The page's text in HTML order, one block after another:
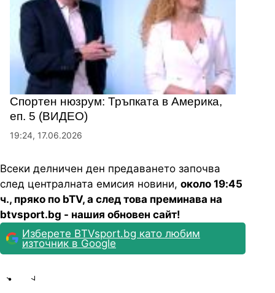
Спортен нюзрум: Тръпката в Америка,
еп. 5 (ВИДЕО)
19:24, 17.06.2026
Всеки делничен ден предаването започва
след централната емисия новини, около 19:45
ч., пряко по bTV, а след това преминава на
btvsport.bg - нашия обновен сайт!
Изберете BTVsport.bg като любим
източник в Google